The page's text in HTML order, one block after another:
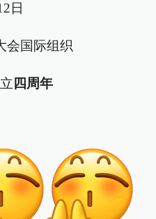
日
会国际组织
四周年